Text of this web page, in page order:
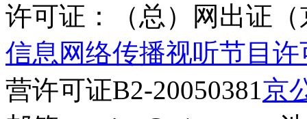
许可证：（总）网出证（
信息网络传播视听节目许
营许可证B2-20050381京